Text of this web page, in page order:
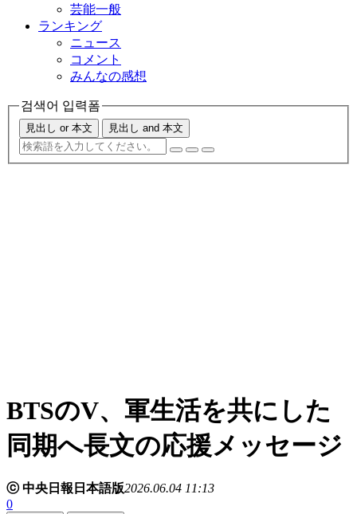
芸能一般
ランキング
ニュース
コメント
みんなの感想
검색어 입력폼
見出し or 本文 見出し and 本文
BTSのV、軍生活を共にした
同期へ長文の応援メッセージ
ⓒ 中央日報日本語版2026.06.04 11:13
0